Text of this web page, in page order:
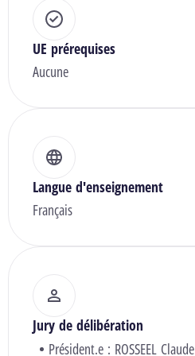
UE prérequises
Aucune
Langue d'enseignement
Français
Jury de délibération
Président.e : ROSSEEL Claude